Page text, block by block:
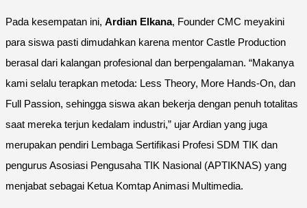
Pada kesempatan ini, Ardian Elkana, Founder CMC meyakini
para siswa pasti dimudahkan karena mentor Castle Production
berasal dari kalangan profesional dan berpengalaman. “Makanya
kami selalu terapkan metoda: Less Theory, More Hands-On, dan
Full Passion, sehingga siswa akan bekerja dengan penuh totalitas
saat mereka terjun kedalam industri,” ujar Ardian yang juga
merupakan pendiri Lembaga Sertifikasi Profesi SDM TIK dan
pengurus Asosiasi Pengusaha TIK Nasional (APTIKNAS) yang
menjabat sebagai Ketua Komtap Animasi Multimedia.